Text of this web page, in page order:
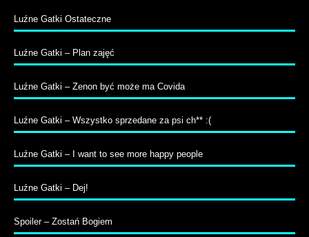
Luźne Gatki Ostateczne
Luźne Gatki – Plan zajęć
Luźne Gatki – Zenon być może ma Covida
Luźne Gatki – Wszystko sprzedane za psi ch** :(
Luźne Gatki – I want to see more happy people
Luźne Gatki – Dej!
Spoiler – Zostań Bogiem